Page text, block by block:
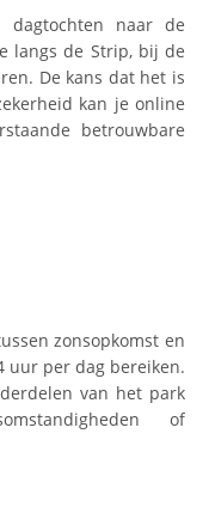
dagtochten naar de
langs de Strip, bij de
De kans dat het is
kan je online
betrouwbare
zonsopkomst en
uur per dag bereiken.
van het park
of